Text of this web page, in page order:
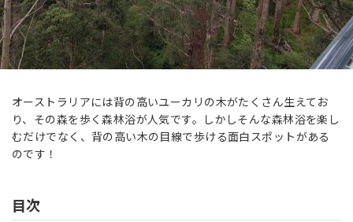
オーストラリアには背の高いユーカリの木がたくさん生えてお
り、その森を歩く森林浴が人気です。しかしそんな森林浴を楽し
むだけでなく、背の高い木の目線で歩ける面白スポットがある
のです！
目次